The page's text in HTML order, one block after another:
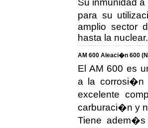
Su inmunidad
para su
amplio sector
hasta la nuclear.
AM 600 Aleaci�n 600
El AM 600 es
a la corrosi�n
excelente
carburaci�n y
Tiene